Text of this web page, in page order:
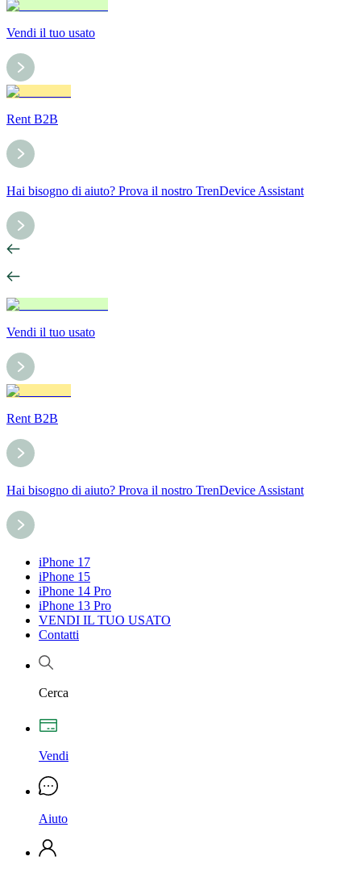
Vendi il tuo usato
Rent B2B
Hai bisogno di aiuto? Prova il nostro TrenDevice Assistant
Vendi il tuo usato
Rent B2B
Hai bisogno di aiuto? Prova il nostro TrenDevice Assistant
iPhone 17
iPhone 15
iPhone 14 Pro
iPhone 13 Pro
VENDI IL TUO USATO
Contatti
Cerca
Vendi
Aiuto